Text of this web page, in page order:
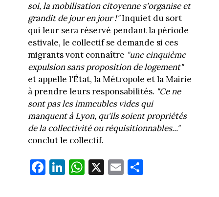
soi, la mobilisation citoyenne s'organise et
grandit de jour en jour !"Inquiet du sort
qui leur sera réservé pendant la période
estivale, le collectif se demande si ces
migrants vont connaître "une cinquième
expulsion sans proposition de logement"
et appelle l'État, la Métropole et la Mairie
à prendre leurs responsabilités. "Ce ne
sont pas les immeubles vides qui
manquent à Lyon, qu'ils soient propriétés
de la collectivité ou réquisitionnables..."
conclut le collectif.
Fa
ce
Li
nk
W
ha
X E
m
Pa